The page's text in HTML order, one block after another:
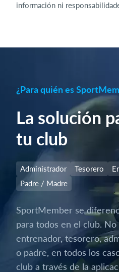
información ni
¿Para quién es
La solución
tu club
Administrador Tesorero
Padre / Madre
SportMember se
para todos en el club.
entrenador, tesorero,
o padre, en todos los
club a través de la